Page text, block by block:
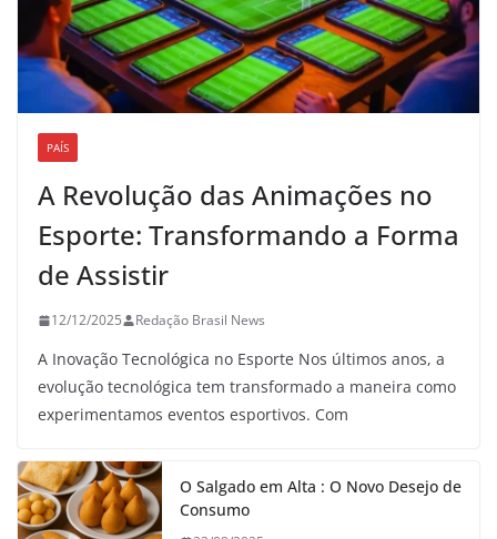
PAÍS
A Revolução das Animações no
Esporte: Transformando a Forma
de Assistir
12/12/2025 Redação Brasil News
A Inovação Tecnológica no Esporte Nos últimos anos, a
evolução tecnológica tem transformado a maneira como
experimentamos eventos esportivos. Com
O Salgado em Alta : O Novo Desejo de
Consumo